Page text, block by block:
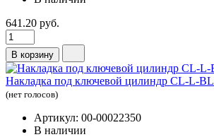
641.20 руб.
В корзину
Накладка под ключевой цилиндр CL-L-BL
(нет голосов)
Артикул: 00-00022350
В наличии